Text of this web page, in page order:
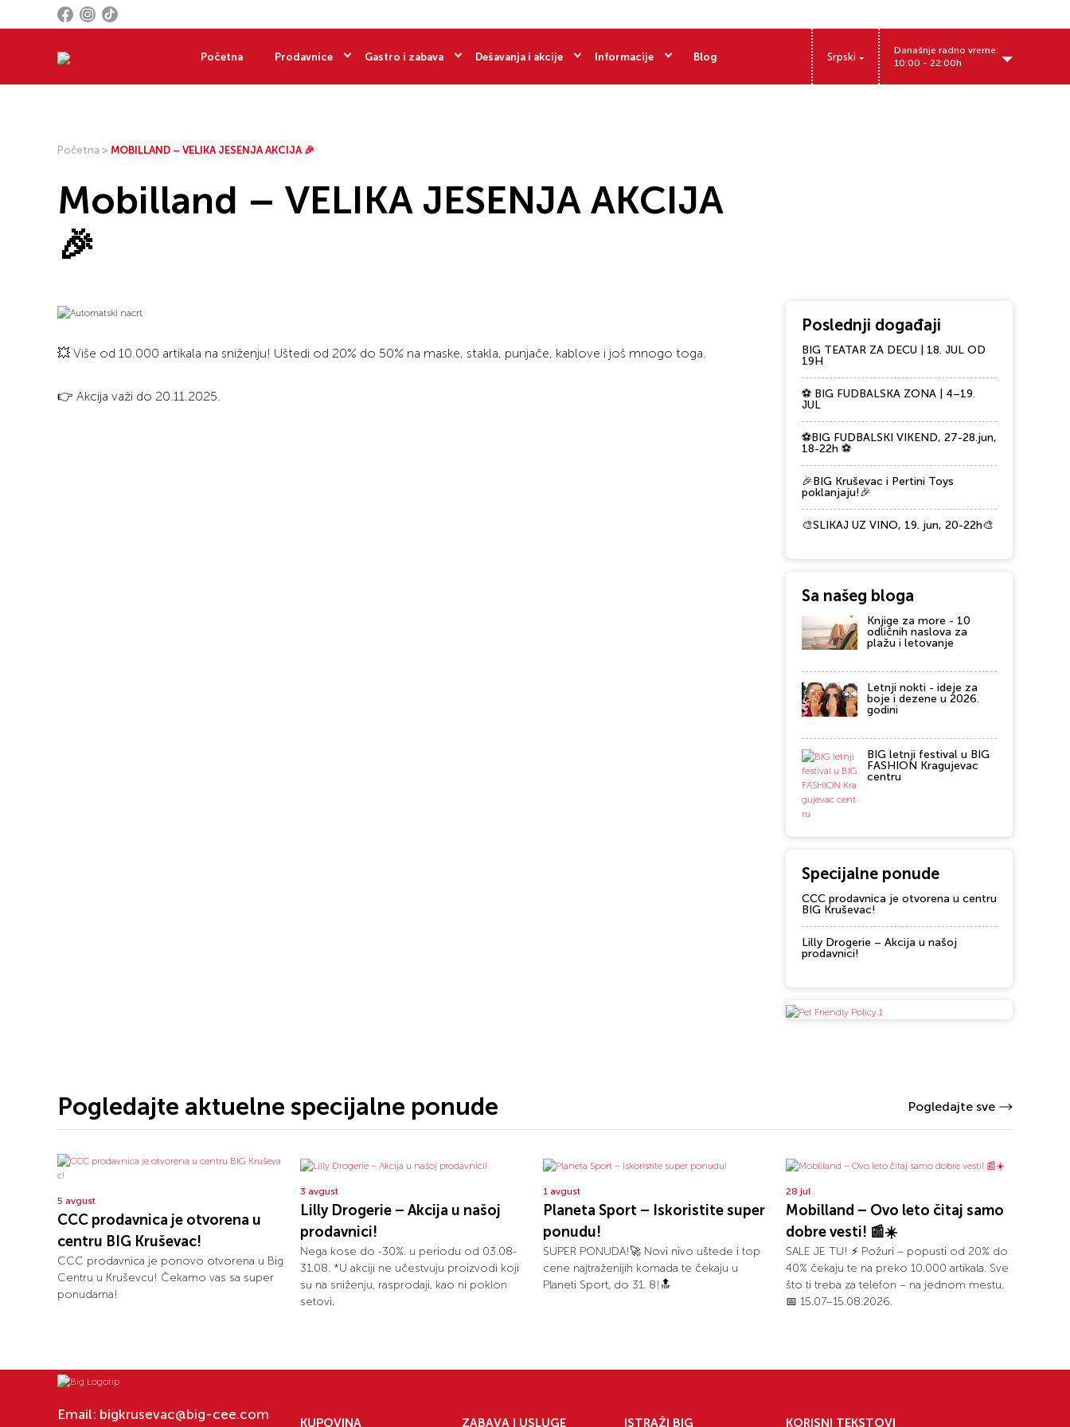
Početna Prodavnice Gastro i zabava Dešavanja i akcije Informacije Blog Srpski
Današnje radno vreme:
10:00 - 22:00h
Početna > MOBILLAND – VELIKA JESENJA AKCIJA 🎉
Mobilland – VELIKA JESENJA AKCIJA
🎉
💥 Više od 10.000 artikala na sniženju! Uštedi od 20% do 50% na maske, stakla, punjače, kablove i još mnogo toga.
👉 Akcija važi do 20.11.2025.
Poslednji događaji
BIG TEATAR ZA DECU | 18. JUL OD
19H
⚽ BIG FUDBALSKA ZONA | 4–19.
JUL
⚽BIG FUDBALSKI VIKEND, 27-28.jun,
18-22h ⚽
🎉BIG Kruševac i Pertini Toys
poklanjaju!🎉
🎨SLIKAJ UZ VINO, 19. jun, 20-22h🎨
Sa našeg bloga
Knjige za more - 10
odličnih naslova za
plažu i letovanje
Letnji nokti - ideje za
boje i dezene u 2026.
godini
BIG letnji festival u BIG
FASHION Kragujevac
centru
Specijalne ponude
CCC prodavnica je otvorena u centru
BIG Kruševac!
Lilly Drogerie – Akcija u našoj
prodavnici!
Pogledajte aktuelne specijalne ponude Pogledajte sve
5 avgust
CCC prodavnica je otvorena u
centru BIG Kruševac!
CCC prodavnica je ponovo otvorena u Big
Centru u Kruševcu! Čekamo vas sa super
ponudama!
3 avgust
Lilly Drogerie – Akcija u našoj
prodavnici!
Nega kose do -30%. u periodu od 03.08-
31.08. *U akciji ne učestvuju proizvodi koji
su na sniženju, rasprodaji, kao ni poklon
setovi.
1 avgust
Planeta Sport – Iskoristite super
ponudu!
SUPER PONUDA!🚀 Novi nivo uštede i top
cene najtraženijih komada te čekaju u
Planeti Sport, do 31. 8!🔝
28 jul
Mobilland – Ovo leto čitaj samo
dobre vesti! 📰☀️
SALE JE TU! ⚡ Požuri – popusti od 20% do
40% čekaju te na preko 10.000 artikala. Sve
što ti treba za telefon – na jednom mestu.
📅 15.07–15.08.2026.
Email: bigkrusevac@big-cee.com
KUPOVINA ZABAVA I USLUGE ISTRAŽI BIG KORISNI TEKSTOVI